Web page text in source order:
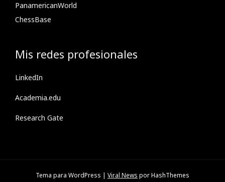
PanamericanWorld
ChessBase
Mis redes profesionales
LinkedIn
Academia.edu
Research Gate
Tema para WordPress | Viral News por HashThemes